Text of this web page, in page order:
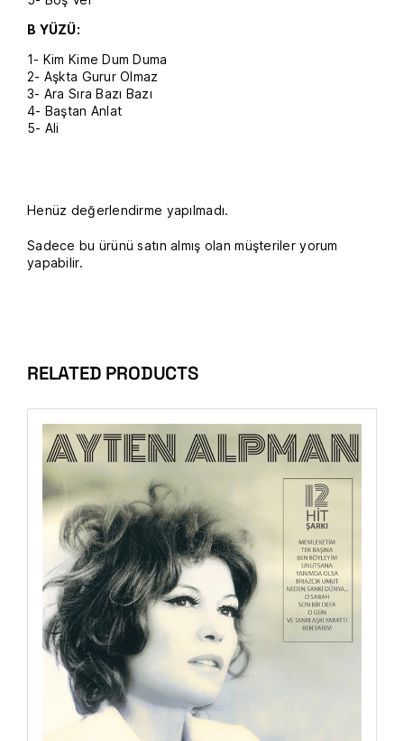
K
)
(
S
C
H
A
L
L
E
A
D
E
B YÜZÜ:
1- Kim Kime Dum Duma
2- Aşkta Gurur Olmaz
3- Ara Sıra Bazı Bazı
4- Baştan Anlat
5- Ali
Henüz değerlendirme yapılmadı.
Sadece bu ürünü satın almış olan müşteriler yorum
yapabilir.
RELATED PRODUCTS